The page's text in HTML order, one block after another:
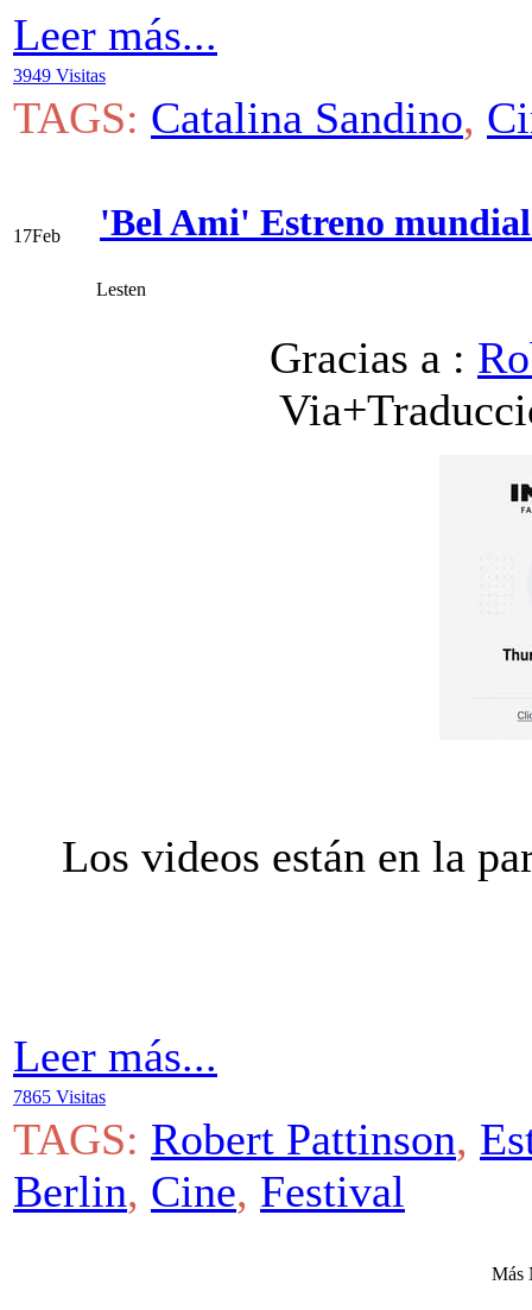
Leer más...
3949 Visitas
TAGS: Catalina Sandino,
17Feb 'Bel Ami' Estreno
Lesten
Gracias a :
Los videos están en la
Leer más...
7865 Visitas
TAGS: Robert Pattinson,
Berlin, Cine, Festival
Más